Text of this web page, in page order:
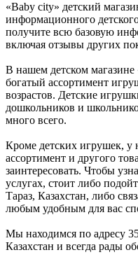
«Baby city» детский
информационного
получите всю базовую
включая отзывы других
В нашем детском
богатый ассортимент
возрастов. Детские
дошкольников и
много всего.
Кроме детских игрушек, у
ассортимент и другого
заинтересовать. Чтобы
услугах, стоит либо
Тараз, Казахстан, либо
любым удобным для вас
Мы находимся по адресу
Казахстан и всегда рады